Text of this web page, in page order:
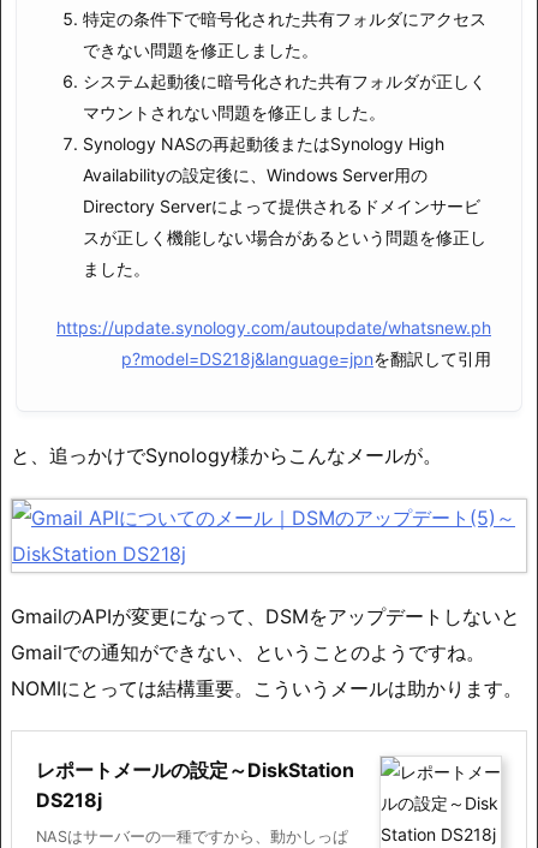
特定の条件下で暗号化された共有フォルダにアクセス
できない問題を修正しました。
システム起動後に暗号化された共有フォルダが正しく
マウントされない問題を修正しました。
Synology NASの再起動後またはSynology High
Availabilityの設定後に、Windows Server用の
Directory Serverによって提供されるドメインサービ
スが正しく機能しない場合があるという問題を修正し
ました。
https://update.synology.com/autoupdate/whatsnew.ph
p?model=DS218j&language=jpnを翻訳して引用
と、追っかけでSynology様からこんなメールが。
GmailのAPIが変更になって、DSMをアップデートしないと
Gmailでの通知ができない、ということのようですね。
NOMIにとっては結構重要。こういうメールは助かります。
レポートメールの設定～DiskStation
DS218j
NASはサーバーの一種ですから、動かしっぱ